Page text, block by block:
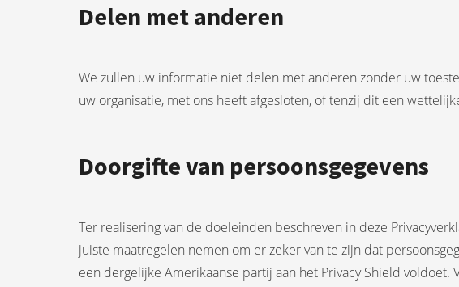
Delen met anderen
We zullen uw informatie niet delen met anderen zonder uw
uw organisatie, met ons heeft afgesloten, of tenzij dit een
Doorgifte van persoonsgegevens
Ter realisering van de doeleinden beschreven in deze
juiste maatregelen nemen om er zeker van te zijn dat
een dergelijke Amerikaanse partij aan het Privacy Shield